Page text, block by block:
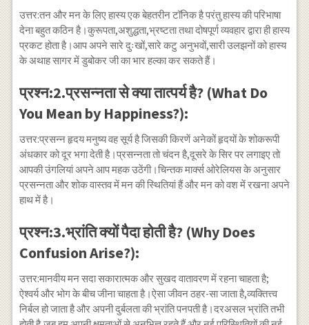
उत्तर:तन और मन के लिए हास्य एक बेहतरीन टॉनिक है परंतु हास्य की परिभाषा
देना बहुत कठिन है।कुरूपता,अशुद्धता,भ्रष्टता तथा दोषपूर्ण व्यवहार द्वारा ही हास्य
प्रकट होता है।आप अपने सारे दुःखों,सारे कटु अनुभवों,सारी उलझनों को हास्य
के अथाह सागर में डुबोकर जी का भार हल्का कर सकते हैं।
प्रश्न:2.प्रसन्नता से क्या तात्पर्य है? (What Do
You Mean by Happiness?):
उत्तर:प्रसन्न हृदय मनुष्य वह सूर्य है जिसकी किरणें अनेकों हृदयों के शोकरूपी
अंधकार को दूर भगा देती है।प्रसन्नता तो चंदन है,दूसरे के सिर पर लगाइए तो
आपकी उंगलियां अपने आप महक उठेंगी।चिन्तक मार्क्स ओरेलियस के अनुसार
प्रसन्नता और शोक वास्तव में मन की स्थितियां हैं और मन को वश में रखना अपने
हाथ में है।
प्रश्न:3.भ्रांति क्यों पैदा होती है? (Why Does
Confusion Arise?):
उत्तर:मानवीय मन सदा सकारात्मक और सुखद वातावरण में रहना चाहता है;
ऐश्वर्य और भोग के बीच जीना चाहता है।ऐसा जीवन ठहर-सा जाता है,व्यक्तित्त्व
निर्बल हो जाता है और अपनी दुर्बलता की भ्रांति पनपती है।दरअसल भ्रांति तभी